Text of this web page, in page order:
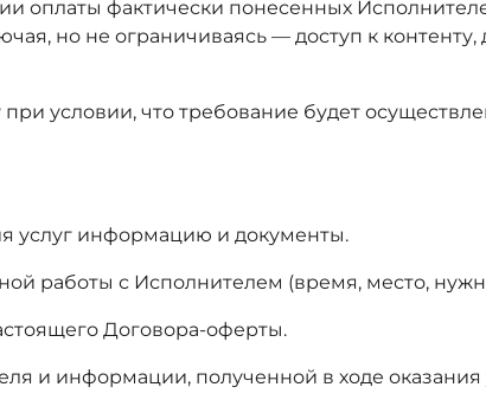
оплаты фактически понесенных
но не ограничиваясь — доступ к контенту,
условии, что требование будет
услуг информацию и документы.
работы с Исполнителем (время, место,
Договора-оферты.
и информации, полученной в ходе